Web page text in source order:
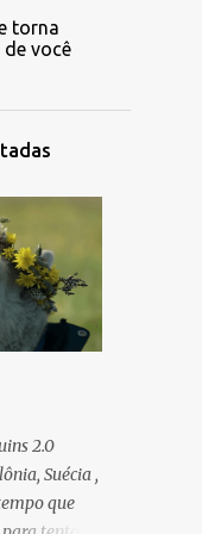
torna
você
2.0
Suécia ,
que